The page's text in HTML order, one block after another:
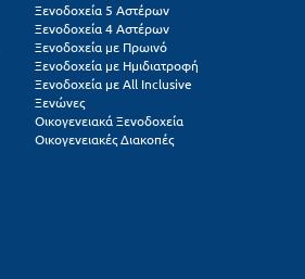
Ξενοδοχεία 5 Αστέρων
Ξενοδοχεία 4 Αστέρων
Ξενοδοχεία με Πρωινό
Ξενοδοχεία με Ημιδιατροφή
Ξενοδοχεία με All Inclusive
Ξενώνες
Οικογενειακά Ξενοδοχεία
Οικογενειακές Διακοπές